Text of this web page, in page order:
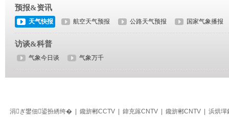
预报&资讯
天气快报 航空天气预报 公路天气预报 国家气象播报
访谈&科普
气象今日谈 气象万千
生活
涓ぎ鐢佃鍙扮綉绔� 鑱旂郴CCTV 鍏充簬CNTV 鑱旂郴CNTV 浜烘墠